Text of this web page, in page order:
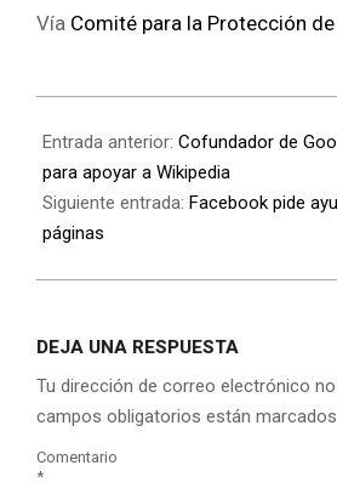
Vía Comité para la Protección
Entrada anterior: Cofundador de
para apoyar a Wikipedia
Siguiente entrada: Facebook pide
páginas
DEJA UNA RESPUESTA
Tu dirección de correo electrónico
campos obligatorios están
Comentario
*